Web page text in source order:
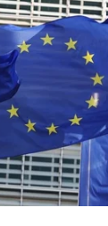
Mỹ:
thoái